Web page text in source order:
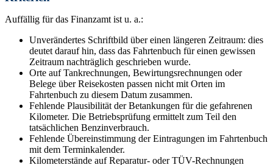
Auffällig für das Finanzamt ist u. a.:
Unverändertes Schriftbild über einen längeren Zeitraum: dies
deutet darauf hin, dass das Fahrtenbuch für einen gewissen
Zeitraum nachträglich geschrieben wurde.
Orte auf Tankrechnungen, Bewirtungsrechnungen oder
Belege über Reisekosten passen nicht mit Orten im
Fahrtenbuch zu diesem Datum zusammen.
Fehlende Plausibilität der Betankungen für die gefahrenen
Kilometer. Die Betriebsprüfung ermittelt zum Teil den
tatsächlichen Benzinverbrauch.
Fehlende Übereinstimmung der Eintragungen im Fahrtenbuch
mit dem Terminkalender.
Kilometerstände auf Reparatur- oder TÜV-Rechnungen